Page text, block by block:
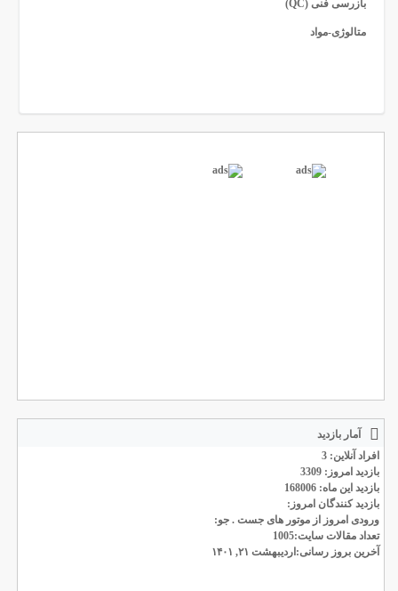
بازرسی فنی (QC)
متالوژی-مواد
آمار بازدید
افراد آنلاین: 3
بازدید امروز: 3309
بازدید این ماه: 168006
بازدید کنندگان امروز:
ورودی امروز از موتور های جست . جو:
تعداد مقالات سایت:1005
آخرین بروز رسانی:اردیبهشت ۲۱, ۱۴۰۱